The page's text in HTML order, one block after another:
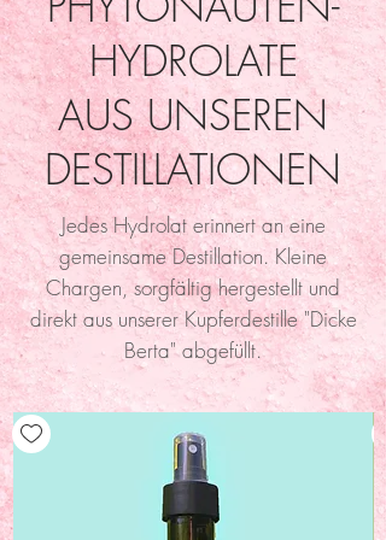
HYDROLATE
AUS UNSEREN
DESTILLATIONEN
Jedes Hydrolat erinnert an eine
gemeinsame Destillation. Kleine
Chargen, sorgfältig hergestellt und
direkt aus unserer Kupferdestille "Dicke
Berta" abgefüllt.